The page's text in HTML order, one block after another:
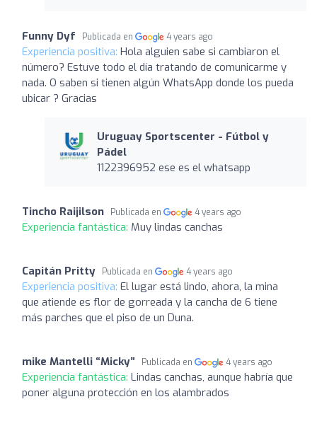
Funny Dyf Publicada en 4 years ago
Experiencia positiva: Hola alguien sabe si cambiaron el
número? Estuve todo el día tratando de comunicarme y
nada. O saben si tienen algún WhatsApp donde los pueda
ubicar ? Gracias
Uruguay Sportscenter - Fútbol y
Pádel
1122396952 ese es el whatsapp
Tincho Raijilson Publicada en 4 years ago
Experiencia fantástica: Muy lindas canchas
Capitán Pritty Publicada en 4 years ago
Experiencia positiva: El lugar está lindo, ahora, la mina
que atiende es flor de gorreada y la cancha de 6 tiene
más parches que el piso de un Duna.
mike Mantelli “Micky” Publicada en 4 years ago
Experiencia fantástica: Lindas canchas, aunque habría que
poner alguna protección en los alambrados